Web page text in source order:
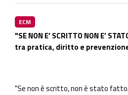
ECM
"SE NON E’ SCRITTO NON E’
tra pratica, diritto e
"Se non è scritto, non è stato